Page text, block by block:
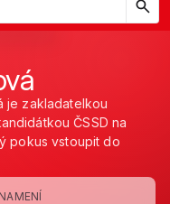
procházejte návrhy,
je zakladatelkou
ČSSD na
pokus vstoupit do